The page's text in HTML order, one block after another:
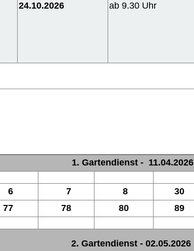
24.10.2026 ab 9.30 Uhr
1. Gartendienst - 11.04.2026
6 7 8 30
77 78 80 89
2. Gartendienst - 02.05.2026